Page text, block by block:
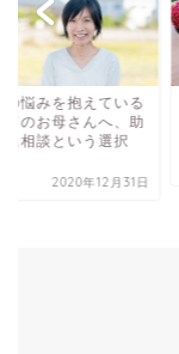
の悩みを抱えている
てのお母さんへ、助
に相談という選択
2020年12月31日